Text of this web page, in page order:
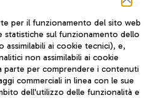
JOURNAL
per il funzionamento del sito web
sul funzionamento dello
assimilabili ai cookie tecnici), e,
non assimilabili ai cookie
parte per comprendere i contenuti
commerciali in linea con le sue
dell'utilizzo delle funzionalità e